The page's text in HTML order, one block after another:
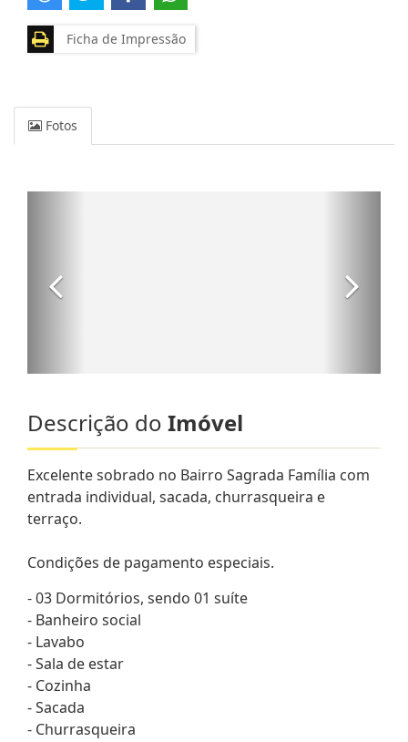
Ficha de Impressão
Fotos
Descrição do Imóvel
Excelente sobrado no Bairro Sagrada Família com
entrada individual, sacada, churrasqueira e
terraço.
Condições de pagamento especiais.
- 03 Dormitórios, sendo 01 suíte
- Banheiro social
- Lavabo
- Sala de estar
- Cozinha
- Sacada
- Churrasqueira